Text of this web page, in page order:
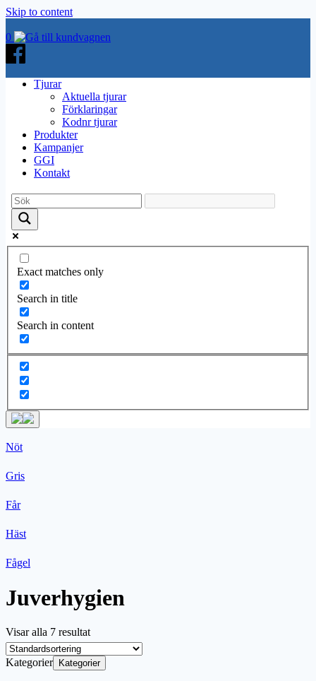
Skip to content
0
Tjurar
Aktuella tjurar
Förklaringar
Kodnr tjurar
Produkter
Kampanjer
GGI
Kontakt
Exact matches only
Search in title
Search in content
Nöt
Gris
Får
Häst
Fågel
Juverhygien
Visar alla 7 resultat
Kategorier Kategorier